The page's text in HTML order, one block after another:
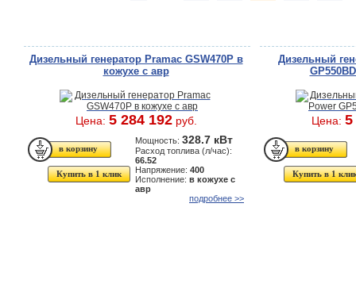
Дизельный генератор Pramac GSW470P в
кожухе с авр
Цена: 5 284 192руб.
Купить в 1 клик
Мощность: 328.7 кВт
Расход топлива (л/час):
66.52
Напряжение: 400
Исполнение: в кожухе с
авр
подробнее >>
Дизельный
Цена: 5
Купить в 1